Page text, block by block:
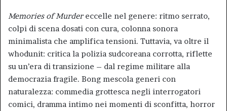
Memories of Murdereccelle nel genere: ritmo serrato,
colpi di scena dosati con cura, colonna sonora
minimalista che amplifica tensioni. Tuttavia, va oltre il
whodunit: critica la polizia sudcoreana corrotta, riflette
su un’era di transizione – dal regime militare alla
democrazia fragile. Bong mescola generi con
naturalezza: commedia grottesca negli interrogatori
comici, dramma intimo nei momenti di sconfitta, horror